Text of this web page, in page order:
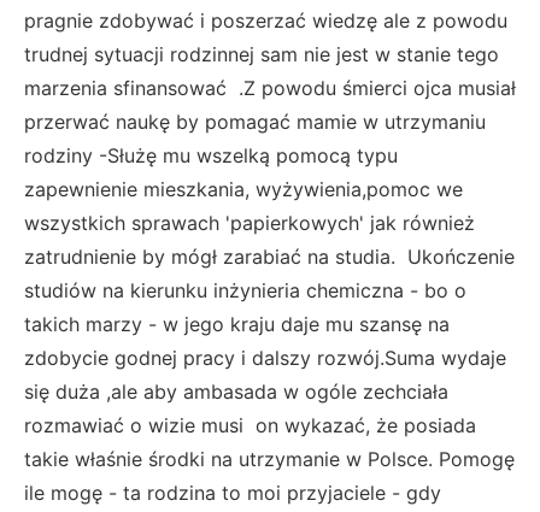
pragnie zdobywać i poszerzać wiedzę ale z powodu
trudnej sytuacji rodzinnej sam nie jest w stanie tego
marzenia sfinansować .Z powodu śmierci ojca musiał
przerwać naukę by pomagać mamie w utrzymaniu
rodziny -Służę mu wszelką pomocą typu
zapewnienie mieszkania, wyżywienia,pomoc we
wszystkich sprawach 'papierkowych' jak również
zatrudnienie by mógł zarabiać na studia. Ukończenie
studiów na kierunku inżynieria chemiczna - bo o
takich marzy - w jego kraju daje mu szansę na
zdobycie godnej pracy i dalszy rozwój.Suma wydaje
się duża ,ale aby ambasada w ogóle zechciała
rozmawiać o wizie musi on wykazać, że posiada
takie właśnie środki na utrzymanie w Polsce. Pomogę
ile mogę - ta rodzina to moi przyjaciele - gdy